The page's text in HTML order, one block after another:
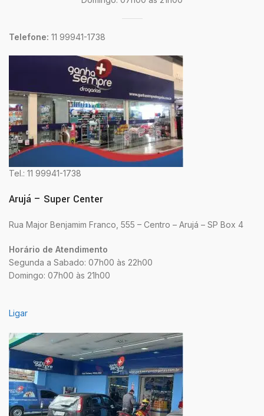
Telefone: 11 99941-1738
Tel.: 11 99941-1738
Arujá – Super Center
Rua Major Benjamim Franco, 555 – Centro – Arujá – SP Box 4
Horário de Atendimento
Segunda a Sabado: 07h00 às 22h00
Domingo: 07h00 às 21h00
Ligar